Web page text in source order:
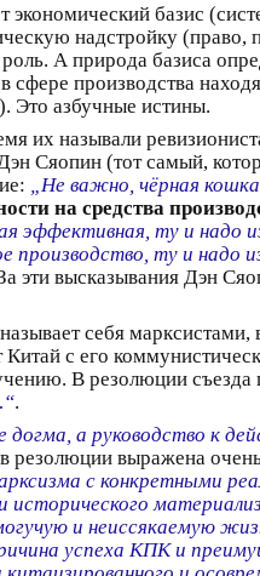
базис
надстройку (право,
А природа базиса
производства
Это азбучные истины.
их называли
Сяопин (тот самый,
„Не важно, чёрная
на средства
эффективная, ту и
производство, ту и
эти высказывания Дэн
себя
с его
В резолюции съезда
.
догма, а руководство к
выражена
с конкретными
исторического
и неиссякаемую
успеха КПК и